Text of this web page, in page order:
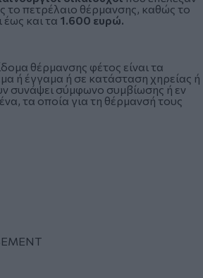
το πετρέλαιο θέρμανσης, καθώς το
έως και τα 1.600 ευρώ.
θέρμανσης φέτος είναι τα
ή έγγαμα ή σε κατάσταση χηρείας ή
συνάψει σύμφωνο συμβίωσης ή εν
τα οποία για τη θέρμανσή τους